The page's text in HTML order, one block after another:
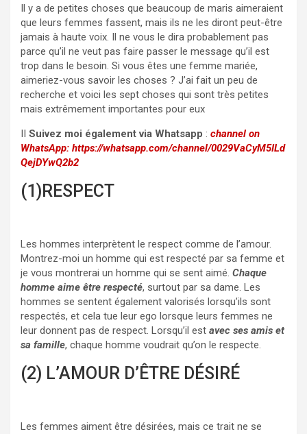
Il y a de petites choses que beaucoup de maris aimeraient
que leurs femmes fassent, mais ils ne les diront peut-être
jamais à haute voix. Il ne vous le dira probablement pas
parce qu’il ne veut pas faire passer le message qu’il est
trop dans le besoin. Si vous êtes une femme mariée,
aimeriez-vous savoir les choses ? J’ai fait un peu de
recherche et voici les sept choses qui sont très petites
mais extrêmement importantes pour eux
II Suivez moi également via Whatsapp : channel on
WhatsApp: https://whatsapp.com/channel/0029VaCyM5ILd
QejDYwQ2b2
(1)RESPECT
Les hommes interprètent le respect comme de l’amour.
Montrez-moi un homme qui est respecté par sa femme et
je vous montrerai un homme qui se sent aimé. Chaque
homme aime être respecté, surtout par sa dame. Les
hommes se sentent également valorisés lorsqu’ils sont
respectés, et cela tue leur ego lorsque leurs femmes ne
leur donnent pas de respect. Lorsqu’il est avec ses amis et
sa famille, chaque homme voudrait qu’on le respecte.
(2) L’AMOUR D’ÊTRE DÉSIRÉ
Les femmes aiment être désirées, mais ce trait ne se